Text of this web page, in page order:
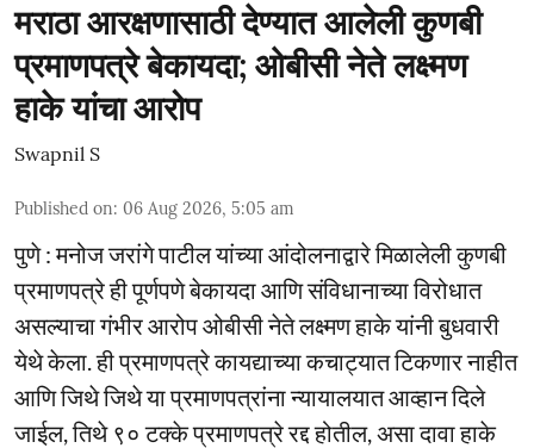
मराठा आरक्षणासाठी देण्यात आलेली कुणबी
प्रमाणपत्रे बेकायदा; ओबीसी नेते लक्ष्मण
हाके यांचा आरोप
Swapnil S
Published on: 06 Aug 2026, 5:05 am
पुणे : मनोज जरांगे पाटील यांच्या आंदोलनाद्वारे मिळालेली कुणबी
प्रमाणपत्रे ही पूर्णपणे बेकायदा आणि संविधानाच्या विरोधात
असल्याचा गंभीर आरोप ओबीसी नेते लक्ष्मण हाके यांनी बुधवारी
येथे केला. ही प्रमाणपत्रे कायद्याच्या कचाट्यात टिकणार नाहीत
आणि जिथे जिथे या प्रमाणपत्रांना न्यायालयात आव्हान दिले
जाईल, तिथे ९० टक्के प्रमाणपत्रे रद्द होतील, असा दावा हाके